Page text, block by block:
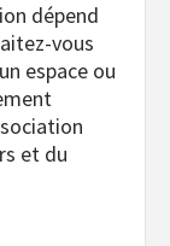
dépend
vous
espace ou
et du